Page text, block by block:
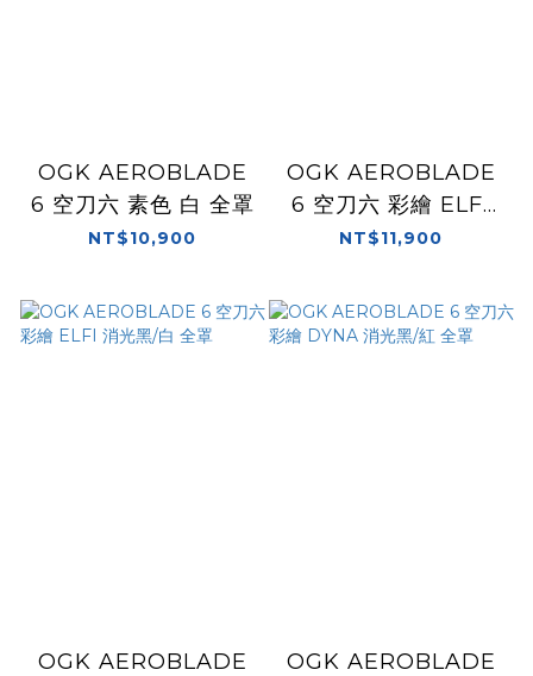
OGK AEROBLADE
6 空刀六 素色 白 全罩
NT$10,900
OGK AEROBLADE
6 空刀六 彩繪 ELFI
DARK 亮黑/紫 變色
NT$11,900
OGK AEROBLADE
OGK AEROBLADE